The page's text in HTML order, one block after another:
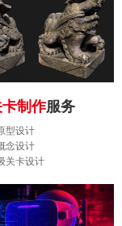
制作服务
设计
设计
卡设计